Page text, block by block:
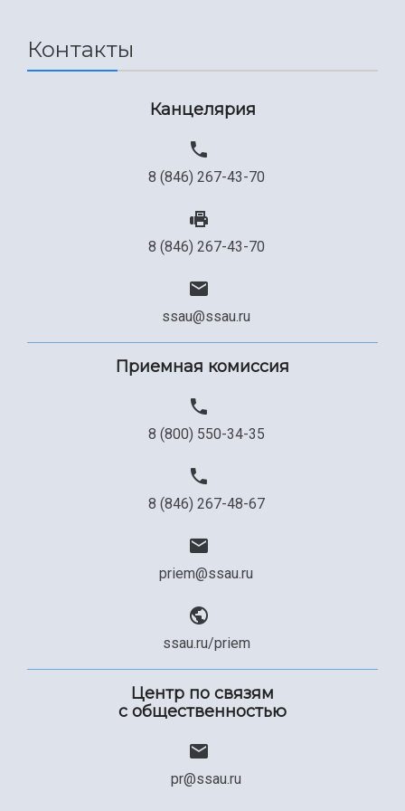
Официальные документы
Контакты
Канцелярия
8 (846) 267-43-70
8 (846) 267-43-70
ssau@ssau.ru
Приемная комиссия
8 (800) 550-34-35
8 (846) 267-48-67
priem@ssau.ru
ssau.ru/priem
Центр по связям
с общественностью
pr@ssau.ru